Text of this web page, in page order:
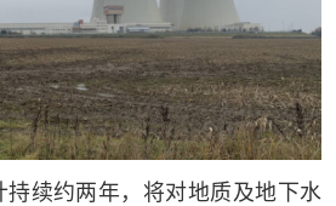
持续约两年，将对地质及地下水